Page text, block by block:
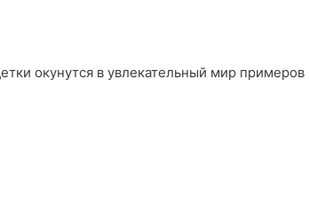
окунутся в увлекательный мир примеров